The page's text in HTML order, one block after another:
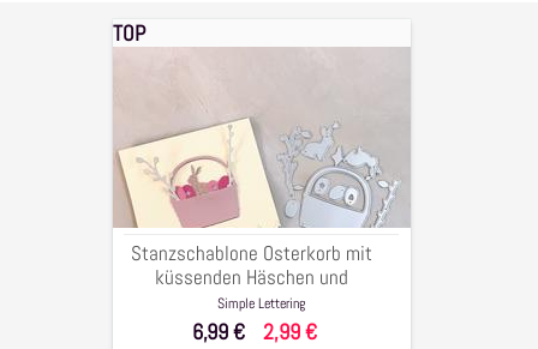
Stanzschablone
küssenden
Häschen
und
Zweige,
bis
6x6cm,
TOP
Stanzschablone Osterkorb mit
küssenden Häschen und
Zweige, bis 6x6cm, 9-tlg.
Simple Lettering
6,99 € 2,99 €